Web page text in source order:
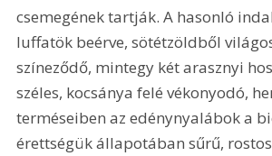
csemegének tartják. A hasonló
luffatök beérve, sötétzöldből
színeződő, mintegy két arasznyi
széles, kocsánya felé vékonyodó,
terméseiben az edénynyalábok a
érettségük állapotában sűrű,